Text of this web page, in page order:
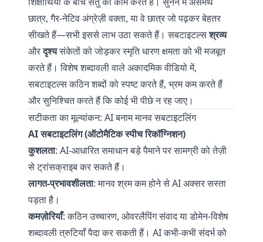
छात्र, गैर-नेटिव अंग्रेज़ी वक्ता, या वे छात्र जो पढ़कर बेहतर
सीखते हैं—सभी इससे लाभ उठा सकते हैं। सबटाइटल्सश्रव्य
औरदृश्यसंकेतों को जोड़कर स्मृति धारण क्षमता को भी मजबूत
करते हैं। विशेष शब्दावली वाले अकादमिक वीडियो में,
सबटाइटल्स कठिन शब्दों को स्पष्ट करते हैं, भ्रम कम करते हैं
और सुनिश्चित करते हैं कि कोई भी पीछे न रह जाए।
सटीकता का मूल्यांकन: AI बनाम मानव सबटाइटलिंग
AI सबटाइटलिंग (ऑटोमैटिक स्पीच रिकॉग्निशन)
कुशलता: AI-आधारित समाधान बड़े पैमाने पर सामग्री को तेज़ी
से ट्रांसक्राइब कर सकते हैं।
लागत-प्रभावशीलता: मानव श्रम कम होने से AI अक्सर सस्ता
पड़ता है।
कमज़ोरियाँ: कठिन उच्चारण, ओवरलैपिंग संवाद या डोमेन-विशेष
शब्दावली त्रुटियाँ पैदा कर सकती हैं। AI कभी-कभी संदर्भ को